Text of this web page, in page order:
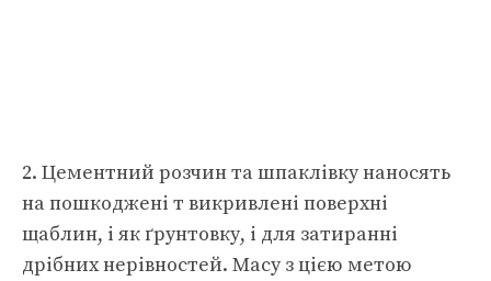
2. Цементний розчин та шпаклівку наносять
на пошкоджені т викривлені поверхні
щаблин, і як ґрунтовку, і для затиранні
дрібних нерівностей. Масу з цією метою